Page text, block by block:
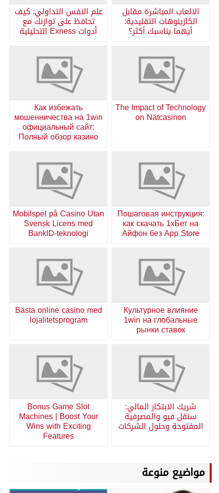
الالعاب المباشرة مقابل
الكازينوهات التقليدية:
أيهما يناسبك أكثر؟
علم النفس التداولي: كيف
تحافظ على توازنك مع
أدوات Exness التحليلية
The Impact of Technology
on Nätcasinon
Как избежать
мошенничества на 1win
официальный сайт:
Полный обзор казино
Пошаговая инструкция:
как скачать 1хБет на
Айфон без App Store
Mobilspel på Casino Utan
Svensk Licens med
BankID-teknologi
Культурное влияние
1win на глобальные
рынки ставок
Bästa online casino med
lojalitetsprogram
شريك الابتكار المالي:
سنقل فيو والمصرفية
المفتوحة وحلول الشركات
Bonus Game Slot
Machines | Boost Your
Wins with Exciting
Features
مواضيع منوعة